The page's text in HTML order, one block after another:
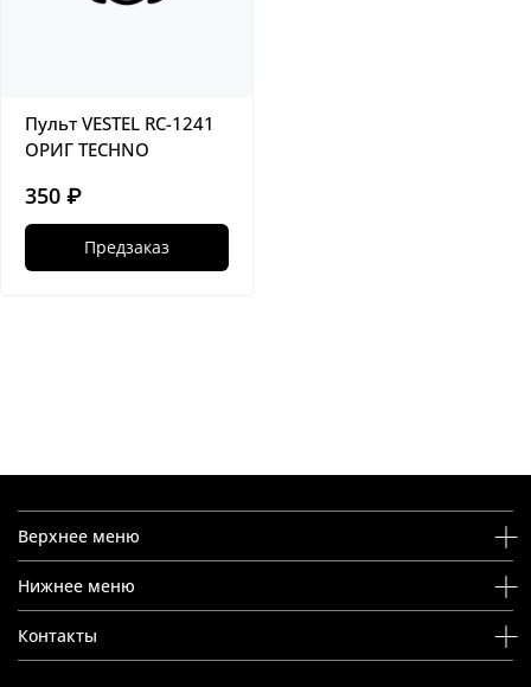
Пульт VESTEL RC-1241
ОРИГ TECHNO
350 ₽
Предзаказ
Верхнее меню
Нижнее меню
Контакты